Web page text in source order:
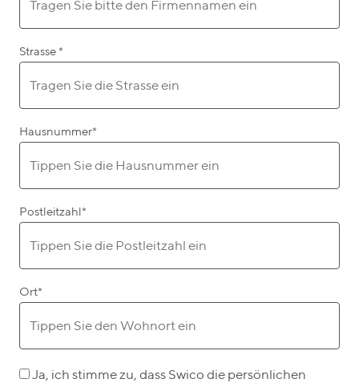
Strasse *
Hausnummer*
Postleitzahl*
Ort*
Ja, ich stimme zu, dass Swico die persönlichen